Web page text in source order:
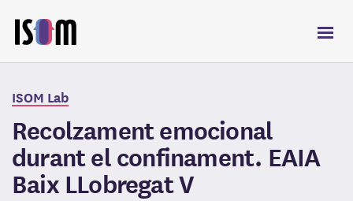
Sobre ISOM
Serveis
Iniciatives
ISOM Lab
Recolzament emocional
durant el confinament. EAIA
Baix LLobregat V